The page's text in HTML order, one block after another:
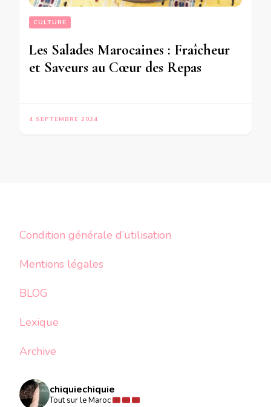
CULTURE
Les Salades Marocaines : Fraîcheur
et Saveurs au Cœur des Repas
4 SEPTEMBRE 2024
Condition générale d’utilisation
Mentions légales
BLOG
Lexique
Archive
chiquiechiquie
Tout sur le Maroc